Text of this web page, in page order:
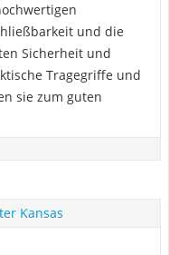
und die
Sicherheit und
Tragegriffe und
sie zum guten
Kansas